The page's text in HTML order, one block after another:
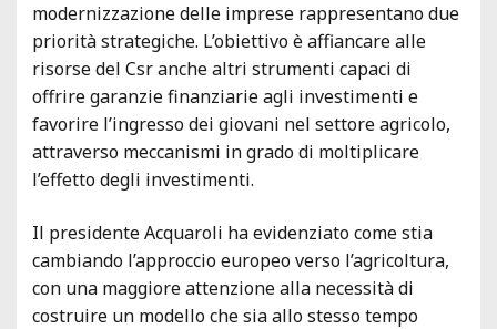
modernizzazione delle imprese rappresentano due
priorità strategiche. L’obiettivo è affiancare alle
risorse del Csr anche altri strumenti capaci di
offrire garanzie finanziarie agli investimenti e
favorire l’ingresso dei giovani nel settore agricolo,
attraverso meccanismi in grado di moltiplicare
l’effetto degli investimenti.
Il presidente Acquaroli ha evidenziato come stia
cambiando l’approccio europeo verso l’agricoltura,
con una maggiore attenzione alla necessità di
costruire un modello che sia allo stesso tempo